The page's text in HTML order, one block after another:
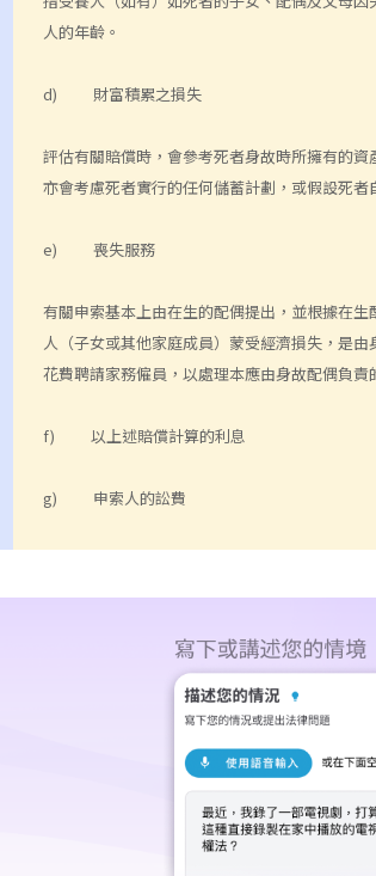
人的年齡。
d) 財富積累之損失
評估有關賠償時，會參考死者身故時所擁有的
亦會考慮死者實行的任何儲蓄計劃，或假設死者
e) 喪失服務
有關申索基本上由在生的配偶提出，並根據在
人（子女或其他家庭成員）蒙受經濟損失，是
花費聘請家務僱員，以處理本應由身故配偶負責
f) 以上述賠償計算的利息
g) 申索人的訟費